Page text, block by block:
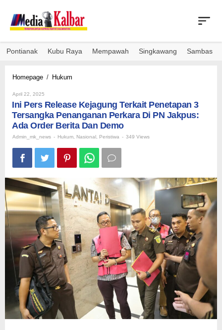
content
Pontianak Kubu Raya Mempawah Singkawang Sambas
Homepage / Hukum
Kejagung
Terkait
Penetapan
3
Tersangka
Penanganan
Perkara
Di
Jakpus:
Ada
Order
Berita
Dan
Demo
April 22, 2025
Ini Pers Release Kejagung Terkait Penetapan 3
Tersangka Penanganan Perkara Di PN Jakpus:
Ada Order Berita Dan Demo
Admin_mk_news - Hukum Nasional Peristiwa - 349 Views